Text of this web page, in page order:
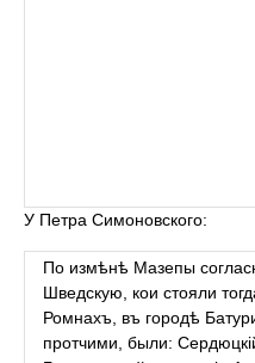
У Петра Симоновского:
По измѣнѣ Мазепы
Шведскую, кои стояли
Ромнахъ, въ городѣ
протчими, были: